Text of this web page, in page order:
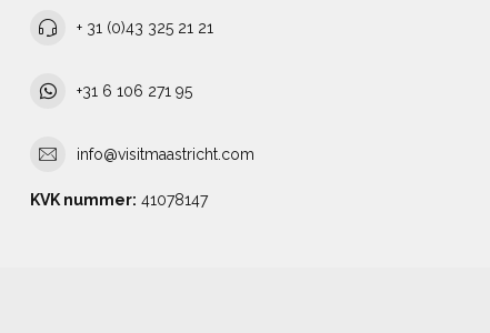
+ 31 (0)43 325 21 21
+31 6 106 271 95
info@visitmaastricht.com
KVK nummer: 41078147